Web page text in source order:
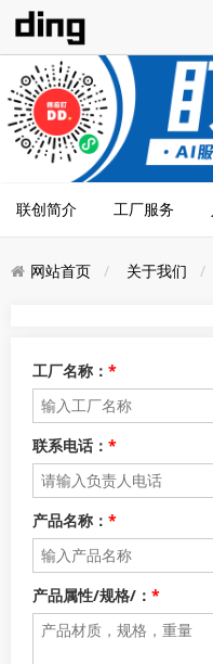
联创简介 工厂服务
网站首页 关于我们
工厂名称： *
联系电话： *
产品名称： *
产品属性/规格/： *